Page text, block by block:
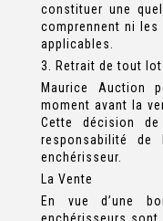
constituer une
comprennent ni
applicables.
3. Retrait de tout lot
Maurice Auction
moment avant la
Cette décision
responsabilité de
enchérisseur.
La Vente
En vue d’une
enchérisseurs